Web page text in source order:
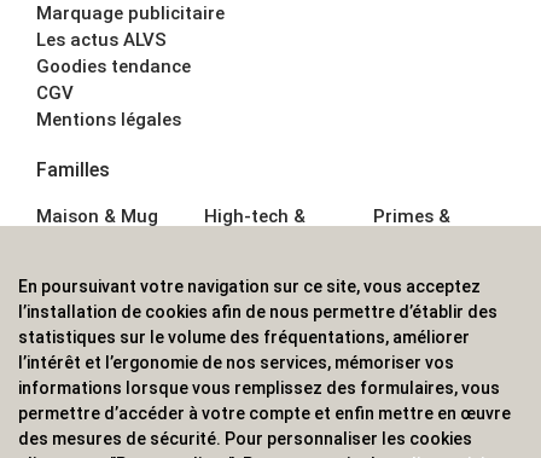
Marquage publicitaire
Les actus ALVS
Goodies tendance
CGV
Mentions légales
Familles
Maison & Mug
Écriture
Bagagerie sacs
High-tech &
Sport &
Outdoor
Enfant
Primes &
Boisson
Textile &
Casquette
Accessoires de
ALVS, fournisseur d'objets publicitaires, pour les
En poursuivant votre navigation sur ce site, vous acceptez
l’installation de cookies afin de nous permettre d’établir des
statistiques sur le volume des fréquentations, améliorer
l’intérêt et l’ergonomie de nos services, mémoriser vos
informations lorsque vous remplissez des formulaires, vous
permettre d’accéder à votre compte et enfin mettre en œuvre
des mesures de sécurité. Pour personnaliser les cookies